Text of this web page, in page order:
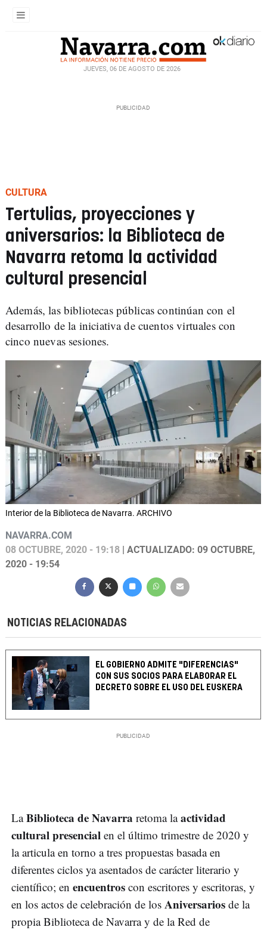
JUEVES, 06 DE AGOSTO DE 2026
CULTURA
Tertulias, proyecciones y
aniversarios: la Biblioteca de
Navarra retoma la actividad
cultural presencial
Además, las bibliotecas públicas continúan con el
desarrollo de la iniciativa de cuentos virtuales con
cinco nuevas sesiones.
Interior de la Biblioteca de Navarra. ARCHIVO
NAVARRA.COM
08 OCTUBRE, 2020 - 19:18 | ACTUALIZADO: 09 OCTUBRE,
2020 - 19:54
NOTICIAS RELACIONADAS
EL GOBIERNO ADMITE "DIFERENCIAS"
CON SUS SOCIOS PARA ELABORAR EL
DECRETO SOBRE EL USO DEL EUSKERA
LaBiblioteca de Navarra retoma laactividad
cultural presencial en el último trimestre de 2020 y
la articula en torno a tres propuestas basada en
diferentes ciclos ya asentados de carácter literario y
científico; en encuentros con escritores y escritoras, y
en los actos de celebración de los Aniversarios de la
propia Biblioteca de Navarra y de la Red de